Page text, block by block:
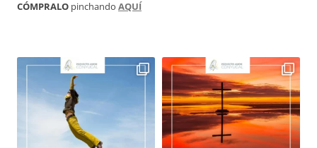
CÓMPRALO pinchando AQUÍ